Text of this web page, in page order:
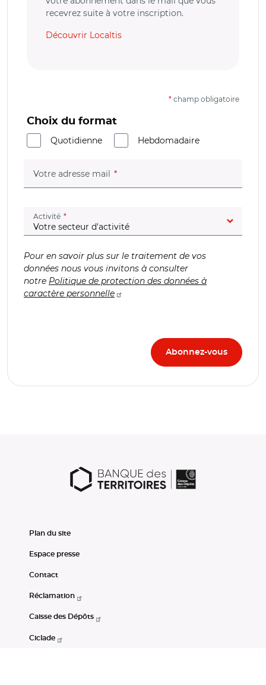
recevrez suite à votre inscription.
Découvrir Localtis
* champ obligatoire
Choix du format
Quotidienne
Hebdomadaire
Votre adresse mail (champ obligatoire)
Activité (champ obligatoire)
Pour en savoir plus sur le traitement de vos
données nous vous invitons à consulter
notre Politique de protection des données à
caractère personnelle
Plan du site
Espace presse
Contact
Réclamation
Caisse des Dépôts
Ciclade